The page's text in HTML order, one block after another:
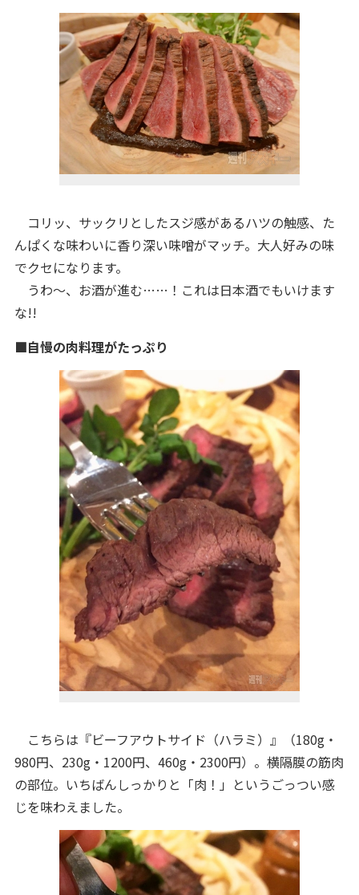
コリッ、サックリとしたスジ感があるハツの触感、た
んぱくな味わいに香り深い味噌がマッチ。大人好みの味
でクセになります。
うわ～、お酒が進む……！これは日本酒でもいけます
な!!
■自慢の肉料理がたっぷり
こちらは『ビーフアウトサイド（ハラミ）』（180g・
980円、230g・1200円、460g・2300円）。横隔膜の筋肉
の部位。いちばんしっかりと「肉！」というごっつい感
じを味わえました。